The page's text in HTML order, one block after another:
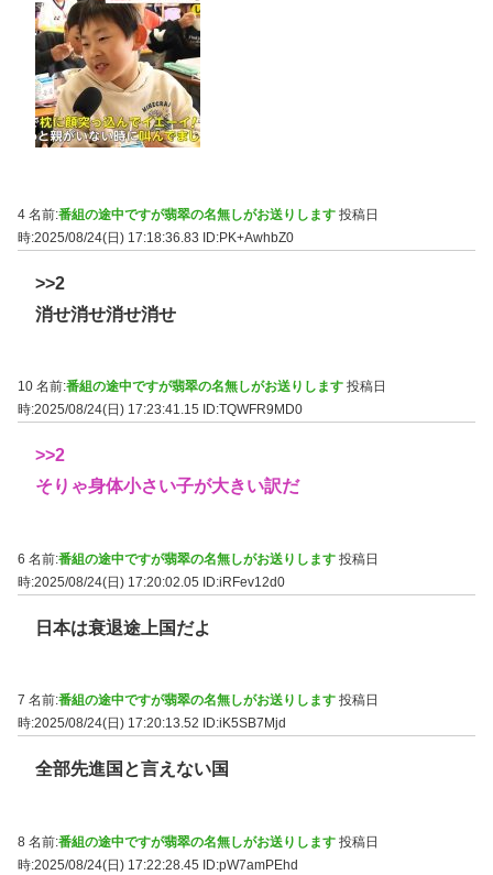
4 名前:番組の途中ですが翡翠の名無しがお送りします 投稿日
時:2025/08/24(日) 17:18:36.83 ID:PK+AwhbZ0
>>2
消せ消せ消せ消せ
10 名前:番組の途中ですが翡翠の名無しがお送りします 投稿日
時:2025/08/24(日) 17:23:41.15
ID:TQWFR9MD0
>>2
そりゃ身体小さい子が大きい訳だ
6 名前:番組の途中ですが翡翠の名無しがお送りします 投稿日
時:2025/08/24(日) 17:20:02.05 ID:iRFev12d0
日本は衰退途上国だよ
7 名前:番組の途中ですが翡翠の名無しがお送りします 投稿日
時:2025/08/24(日) 17:20:13.52
ID:iK5SB7Mjd
全部先進国と言えない国
8 名前:番組の途中ですが翡翠の名無しがお送りします 投稿日
時:2025/08/24(日) 17:22:28.45
ID:pW7amPEhd